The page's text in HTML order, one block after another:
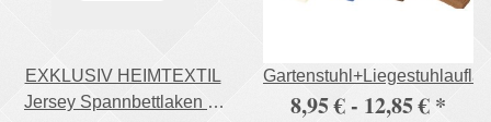
EXKLUSIV HEIMTEXTIL
Jersey Spannbettlaken in
8,95 € - 12,85 € *